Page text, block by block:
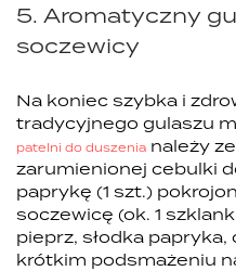
5. Aromatyczny
soczewicy
Na koniec szybka i
tradycyjnego gulaszu
patelni do duszenia należy
zarumienionej cebulki
paprykę (1 szt.)
soczewicę (ok. 1
pieprz, słodka
krótkim podsmażeniu